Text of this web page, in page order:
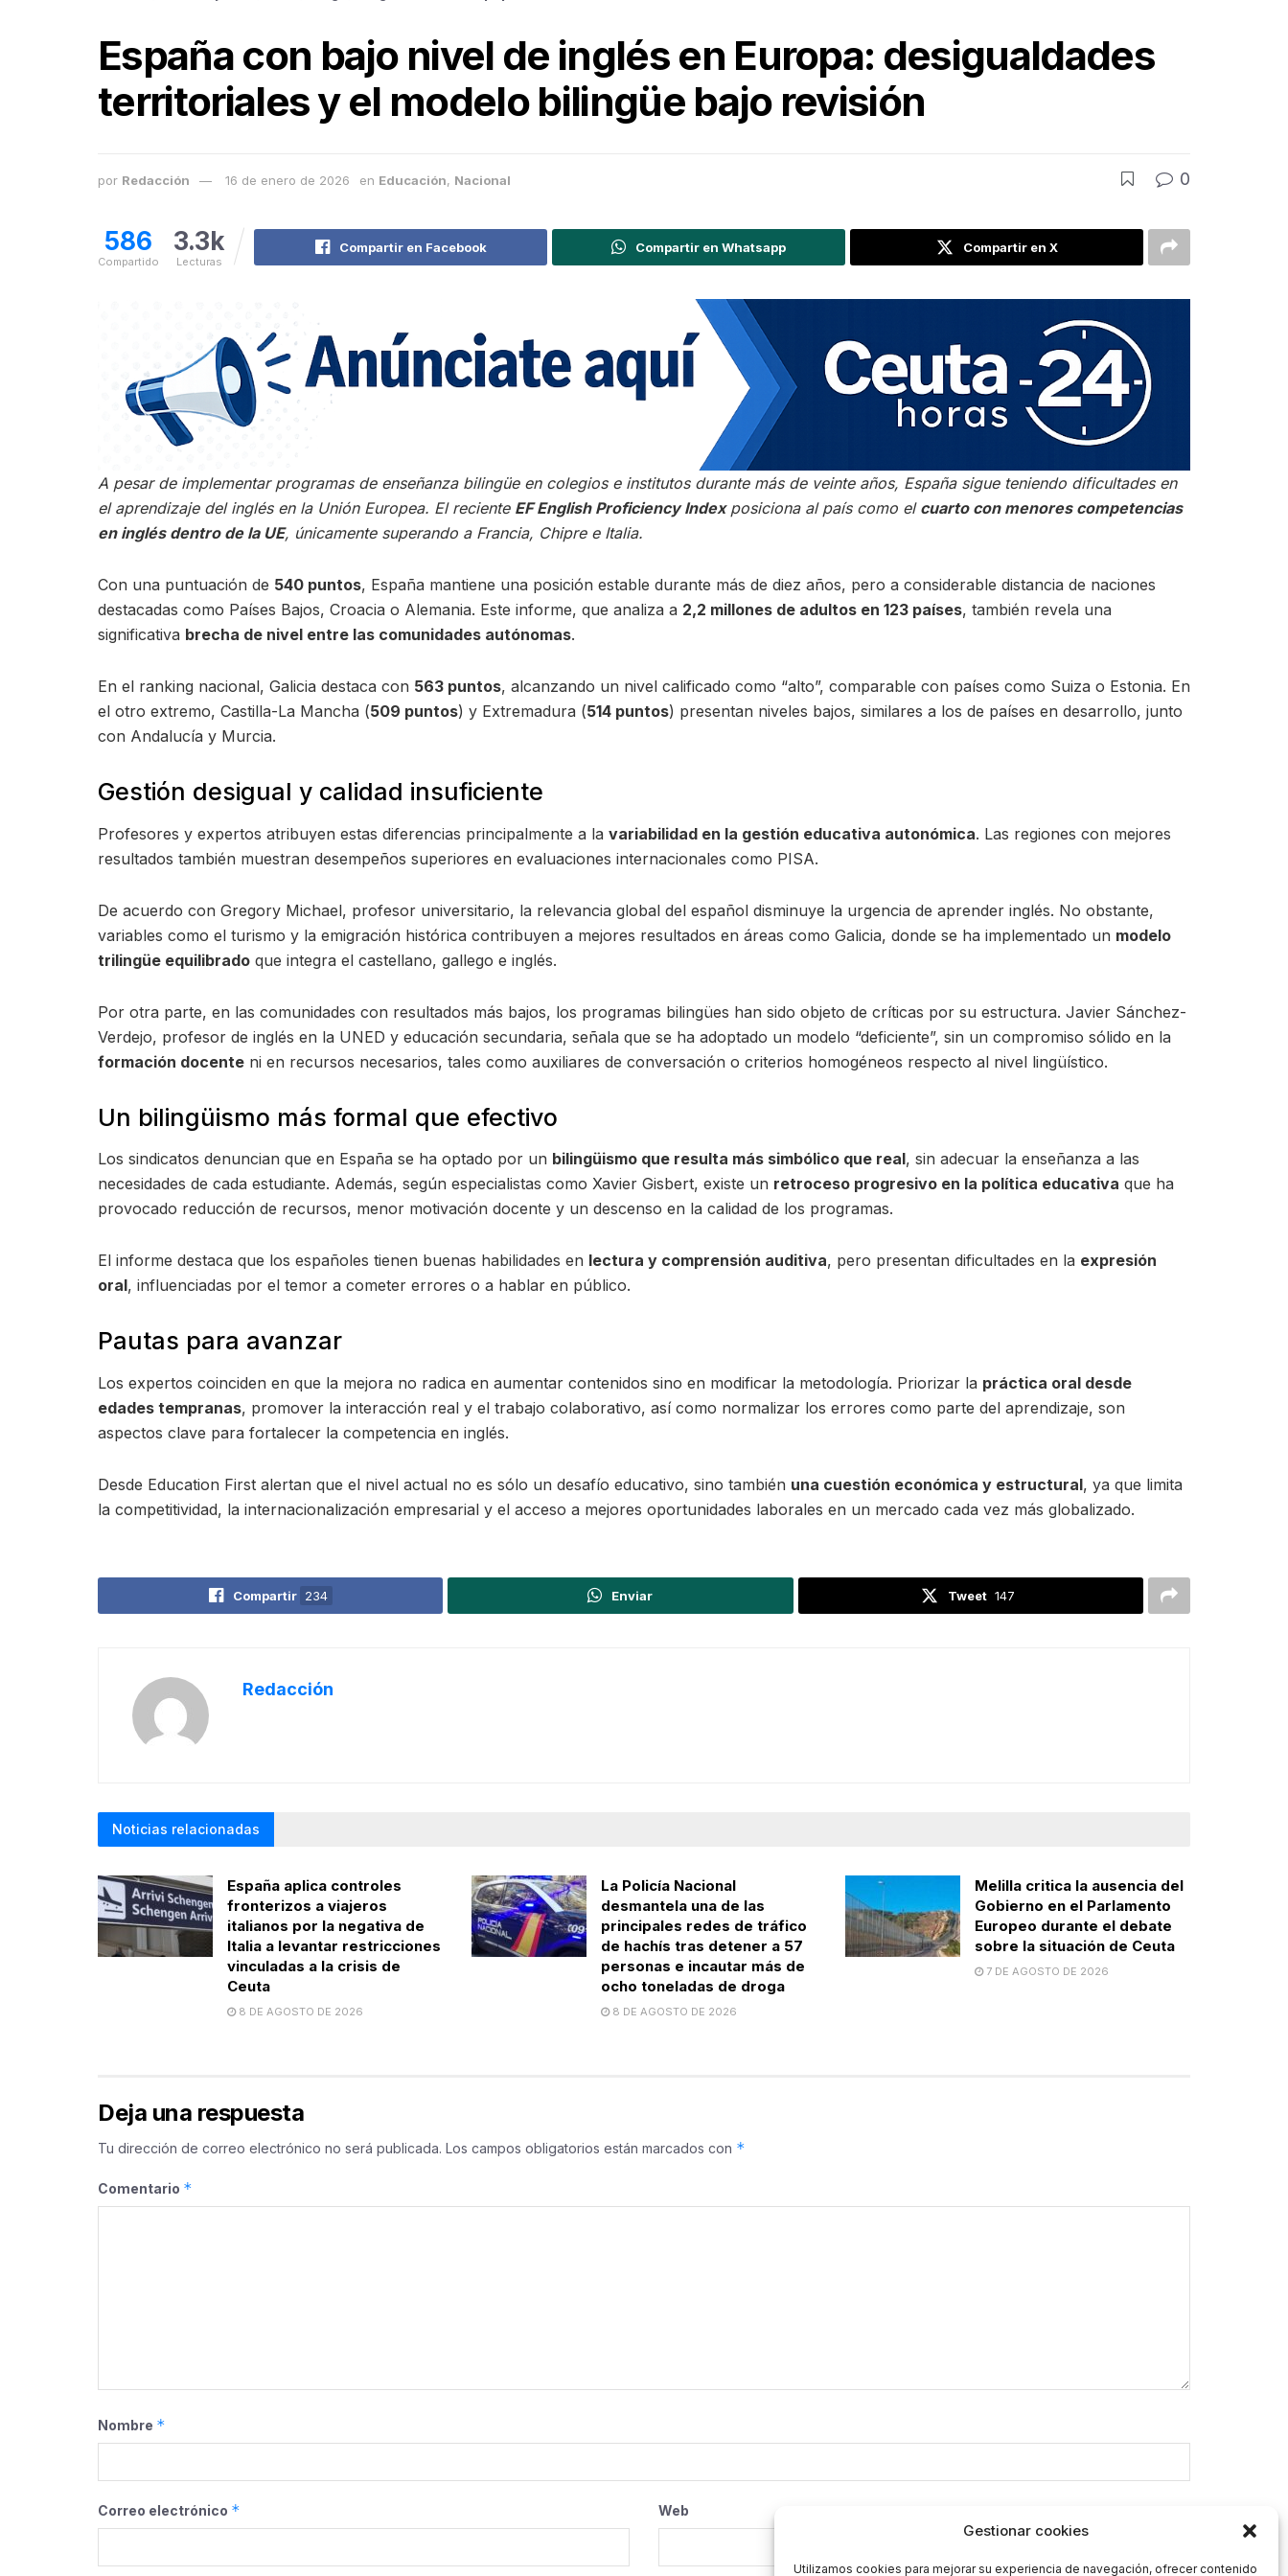
Gestionar cookies
Utilizamos cookies para mejorar su experiencia de navegación, ofrecer contenido
España con bajo nivel de inglés en Europa: desigualdades
territoriales y el modelo bilingüe bajo revisión
por Redacción 16 de enero de 2026 en Educación, Nacional 0
586
Compartido
3.3k
Lecturas
Compartir en Facebook Compartir en Whatsapp Compartir en X
A pesar de implementar programas de enseñanza bilingüe en colegios e institutos durante más de veinte años, España sigue teniendo dificultades en
el aprendizaje del inglés en la Unión Europea. El reciente EF English Proficiency Indexposiciona al país como el cuarto con menores competencias
en inglés dentro de la UE, únicamente superando a Francia, Chipre e Italia.
Con una puntuación de 540 puntos, España mantiene una posición estable durante más de diez años, pero a considerable distancia de naciones
destacadas como Países Bajos, Croacia o Alemania. Este informe, que analiza a 2,2 millones de adultos en 123 países, también revela una
significativa brecha de nivel entre las comunidades autónomas.
En el ranking nacional, Galicia destaca con 563 puntos, alcanzando un nivel calificado como “alto”, comparable con países como Suiza o Estonia. En
el otro extremo, Castilla-La Mancha (509 puntos) y Extremadura (514 puntos) presentan niveles bajos, similares a los de países en desarrollo, junto
con Andalucía y Murcia.
Gestión desigual y calidad insuficiente
Profesores y expertos atribuyen estas diferencias principalmente a la variabilidad en la gestión educativa autonómica. Las regiones con mejores
resultados también muestran desempeños superiores en evaluaciones internacionales como PISA.
De acuerdo con Gregory Michael, profesor universitario, la relevancia global del español disminuye la urgencia de aprender inglés. No obstante,
variables como el turismo y la emigración histórica contribuyen a mejores resultados en áreas como Galicia, donde se ha implementado un modelo
trilingüe equilibrado que integra el castellano, gallego e inglés.
Por otra parte, en las comunidades con resultados más bajos, los programas bilingües han sido objeto de críticas por su estructura. Javier Sánchez-
Verdejo, profesor de inglés en la UNED y educación secundaria, señala que se ha adoptado un modelo “deficiente”, sin un compromiso sólido en la
formación docente ni en recursos necesarios, tales como auxiliares de conversación o criterios homogéneos respecto al nivel lingüístico.
Un bilingüismo más formal que efectivo
Los sindicatos denuncian que en España se ha optado por un bilingüismo que resulta más simbólico que real, sin adecuar la enseñanza a las
necesidades de cada estudiante. Además, según especialistas como Xavier Gisbert, existe un retroceso progresivo en la política educativa que ha
provocado reducción de recursos, menor motivación docente y un descenso en la calidad de los programas.
El informe destaca que los españoles tienen buenas habilidades en lectura y comprensión auditiva, pero presentan dificultades en la expresión
oral, influenciadas por el temor a cometer errores o a hablar en público.
Pautas para avanzar
Los expertos coinciden en que la mejora no radica en aumentar contenidos sino en modificar la metodología. Priorizar la práctica oral desde
edades tempranas, promover la interacción real y el trabajo colaborativo, así como normalizar los errores como parte del aprendizaje, son
aspectos clave para fortalecer la competencia en inglés.
Desde Education First alertan que el nivel actual no es sólo un desafío educativo, sino también una cuestión económica y estructural, ya que limita
la competitividad, la internacionalización empresarial y el acceso a mejores oportunidades laborales en un mercado cada vez más globalizado.
Compartir 234 Enviar Tweet 147
Redacción
Noticias relacionadas
España aplica controles
fronterizos a viajeros
italianos por la negativa de
Italia a levantar restricciones
vinculadas a la crisis de
Ceuta
8 DE AGOSTO DE 2026
La Policía Nacional
desmantela una de las
principales redes de tráfico
de hachís tras detener a 57
personas e incautar más de
ocho toneladas de droga
8 DE AGOSTO DE 2026
Melilla critica la ausencia del
Gobierno en el Parlamento
Europeo durante el debate
sobre la situación de Ceuta
7 DE AGOSTO DE 2026
Deja una respuesta
Tu dirección de correo electrónico no será publicada. Los campos obligatorios están marcados con *
Comentario *
Nombre *
Correo electrónico * Web